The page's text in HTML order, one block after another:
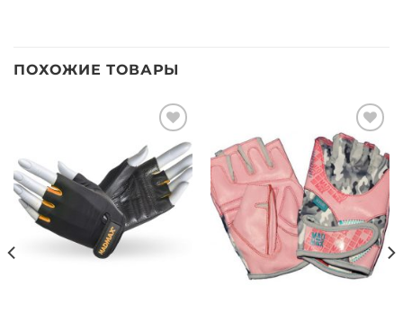
ПОХОЖИЕ ТОВАРЫ
Добавить
в список
желаний
Добавить
в список
желаний